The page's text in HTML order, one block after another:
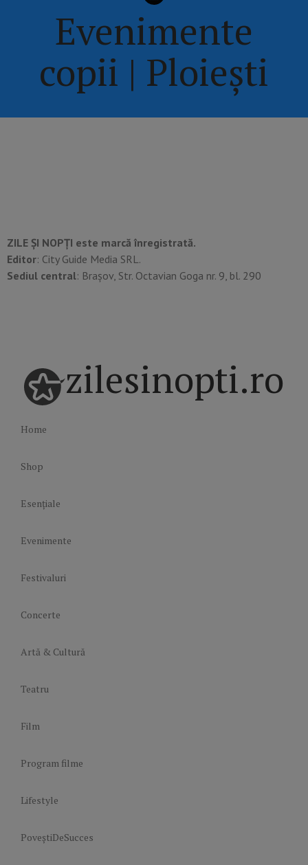
Evenimente
copii | Ploiești
ZILE ȘI NOPȚI este marcă înregistrată.
Editor: City Guide Media SRL.
Sediul central: Brașov, Str. Octavian Goga nr. 9, bl. 290
zilesinopti.ro
Home
Shop
Esențiale
Evenimente
Festivaluri
Concerte
Artă & Cultură
Teatru
Film
Program filme
Lifestyle
PoveștiDeSucces